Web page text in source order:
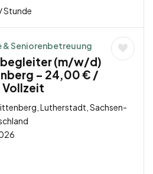
/ Stunde
Seniorenbetreuung
(m/w/d)
– 24,00 € /
Vollzeit
Lutherstadt, Sachsen-